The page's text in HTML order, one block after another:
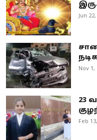
Jun
Nov 1,
23
Feb